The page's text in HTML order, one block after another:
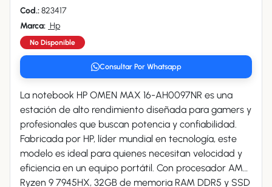
Cod.:823417
Marca: Hp
No Disponible
Consultar Por Whatsapp
La notebook HP OMEN MAX 16-AH0097NR es una
estación de alto rendimiento diseñada para gamers y
profesionales que buscan potencia y confiabilidad.
Fabricada por HP, líder mundial en tecnología, este
modelo es ideal para quienes necesitan velocidad y
eficiencia en un equipo portátil. Con procesador AMD
Ryzen 9 7945HX, 32GB de memoria RAM DDR5 y SSD